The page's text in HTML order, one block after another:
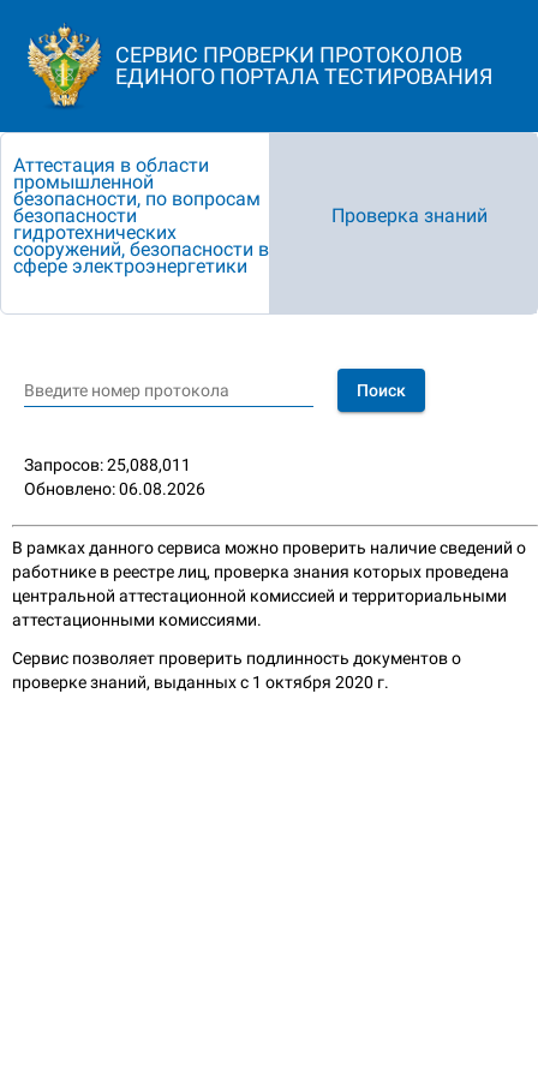
СЕРВИС ПРОВЕРКИ ПРОТОКОЛОВ
ЕДИНОГО ПОРТАЛА ТЕСТИРОВАНИЯ
Аттестация в области
промышленной
безопасности, по вопросам
безопасности
гидротехнических
сооружений, безопасности в
сфере электроэнергетики
Проверка знаний
Введите номер протокола Поиск
Запросов: 25,088,011
Обновлено: 06.08.2026
В рамках данного сервиса можно проверить наличие сведений о
работнике в реестре лиц, проверка знания которых проведена
центральной аттестационной комиссией и территориальными
аттестационными комиссиями.
Cервис позволяет проверить подлинность документов о
проверке знаний, выданных с 1 октября 2020 г.